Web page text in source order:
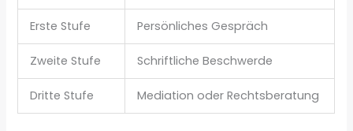
Erste Stufe Persönliches Gespräch
Zweite Stufe Schriftliche Beschwerde
Dritte Stufe Mediation oder Rechtsberatung